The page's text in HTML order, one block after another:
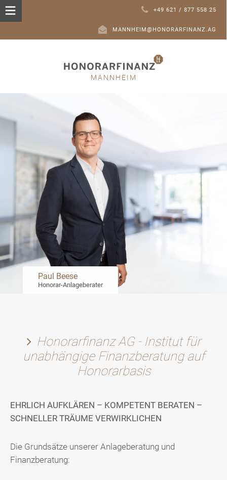
+49 621 / 877 558 25
MANNHEIM@HONORARFINANZ.AG
MANNHEIM
Paul Beese
Honorar-Anlageberater
Honorarfinanz AG - Institut für
unabhängige Finanzberatung auf
Honorarbasis
EHRLICH AUFKLÄREN – KOMPETENT BERATEN –
SCHNELLER TRÄUME VERWIRKLICHEN
Die Grundsätze unserer Anlageberatung und
Finanzberatung: